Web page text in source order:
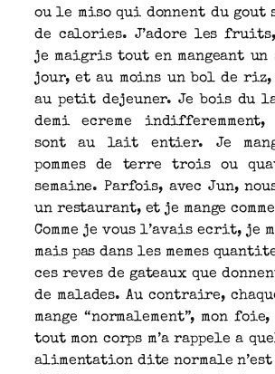
ou le miso qui donnent du gout
de calories. J’adore les
je maigris tout en mangeant un
jour, et au moins un bol de riz,
au petit dejeuner. Je bois du
demi ecreme indifferemment,
sont au lait entier. Je
pommes de terre trois ou
semaine. Parfois, avec Jun,
un restaurant, et je mange
Comme je vous l’avais ecrit, je
mais pas dans les memes
ces reves de gateaux que
de malades. Au contraire,
mange “normalement”, mon foie,
tout mon corps m’a rappele a
alimentation dite normale n’est